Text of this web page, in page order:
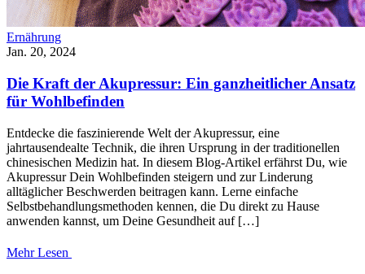
Ernährung
Jan. 20, 2024
Die Kraft der Akupressur: Ein ganzheitlicher Ansatz
für Wohlbefinden
Entdecke die faszinierende Welt der Akupressur, eine
jahrtausendealte Technik, die ihren Ursprung in der traditionellen
chinesischen Medizin hat. In diesem Blog-Artikel erfährst Du, wie
Akupressur Dein Wohlbefinden steigern und zur Linderung
alltäglicher Beschwerden beitragen kann. Lerne einfache
Selbstbehandlungsmethoden kennen, die Du direkt zu Hause
anwenden kannst, um Deine Gesundheit auf […]
Mehr Lesen